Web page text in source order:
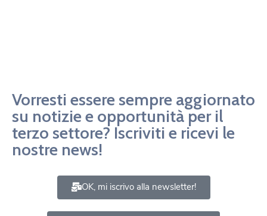
Vorresti essere sempre aggiornato
su notizie e opportunità per il
terzo settore? Iscriviti e ricevi le
nostre news!
OK, mi iscrivo alla newsletter!